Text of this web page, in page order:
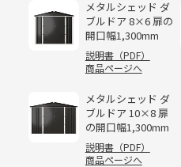
メタルシェッド ダ
ブルドア 8×6 扉の
開口幅1,300mm
説明書（PDF）
商品ページへ
メタルシェッド ダ
ブルドア 10×8 扉
の開口幅1,300mm
説明書（PDF）
商品ページへ